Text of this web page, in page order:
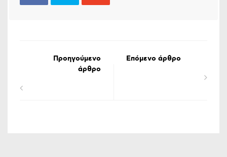
Προηγούμενο
άρθρο
Επόμενο άρθρο